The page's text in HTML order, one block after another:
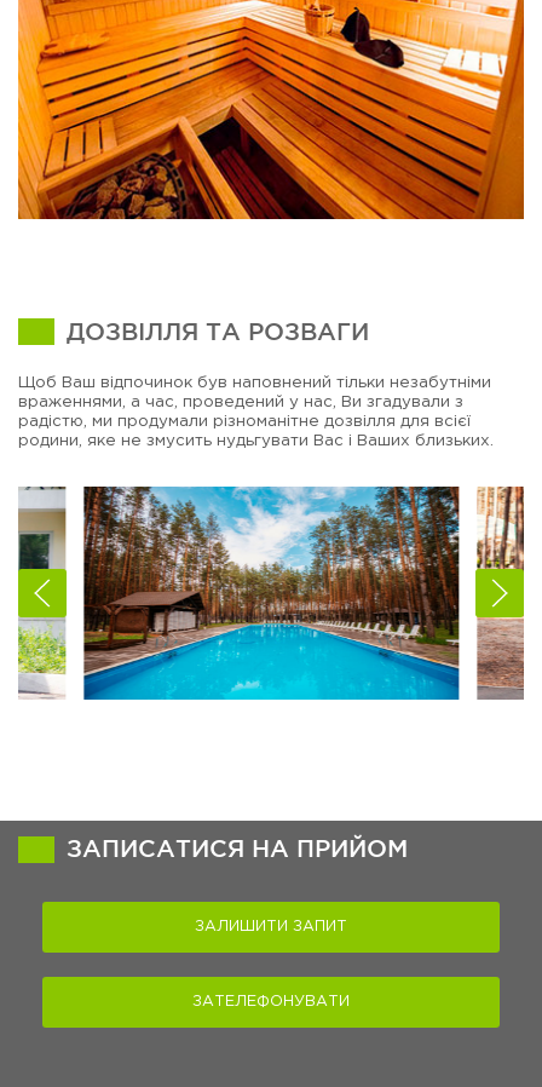
ДОЗВІЛЛЯ ТА РОЗВАГИ
Щоб Ваш відпочинок був наповнений тільки незабутніми
враженнями, а час, проведений у нас, Ви згадували з
радістю, ми продумали різноманітне дозвілля для всієї
родини, яке не змусить нудьгувати Вас і Ваших близьких.
ЗАПИСАТИСЯ НА ПРИЙОМ
ЗАЛИШИТИ ЗАПИТ
ЗАТЕЛЕФОНУВАТИ